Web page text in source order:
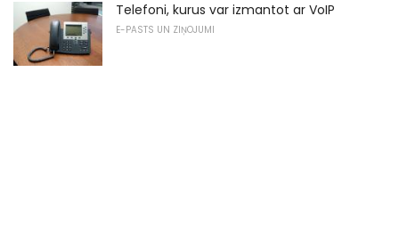
Telefoni, kurus var izmantot ar VoIP
E-PASTS UN ZIŅOJUMI